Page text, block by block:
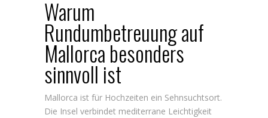
Warum
Rundumbetreuung auf
Mallorca besonders
sinnvoll ist
Mallorca ist für Hochzeiten ein Sehnsuchtsort.
Die Insel verbindet mediterrane Leichtigkeit